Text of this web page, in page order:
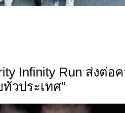
Infinity Run ส่งต่อ
วประเทศ”